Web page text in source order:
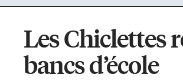
Les Chiclettes
bancs d’école